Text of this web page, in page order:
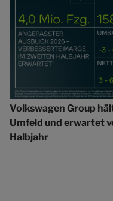
Volkswagen Group
Umfeld und erwartet
Halbjahr